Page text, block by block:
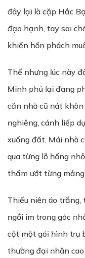
đây lại là cặp Hắc
đạo hạnh, tay sai
khiến hồn phách
Thế nhưng lúc này
Minh phủ lại đang
căn nhà cũ nát khôn
nghiêng, cánh liếp
xuống đất. Mái nhà
qua từng lỗ hổng
thấm ướt từng
Thiếu niên áo trắng,
ngồi im trong góc
cột một gói hình trụ
thường đại nhân